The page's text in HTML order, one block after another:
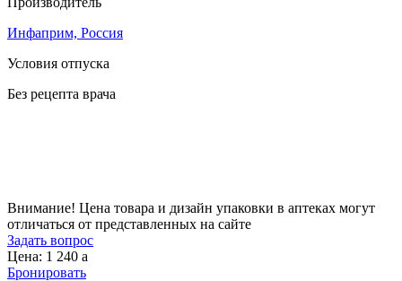
Инфаприм, Россия
Условия отпуска
Без рецепта врача
Внимание! Цена товара и дизайн упаковки в аптеках могут
отличаться от представленных на сайте
Задать вопрос
Цена: 1 240 a
Бронировать